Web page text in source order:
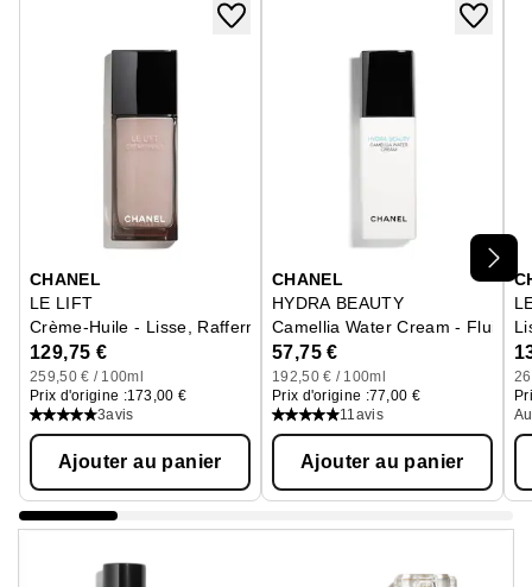
Ignorer le carrousel produits
CHANEL
LE LIFT
Crème-Huile - Lisse, Raffermit
129,75 €
259,50 € / 100ml
Prix d'origine :173,00 €
3avis
Ajouter au panier
CHANEL
HYDRA BEAUTY
Camellia Water Cream - Fluide
57,75 €
192,50 € / 100ml
Prix d'origine :77,00 €
11avis
Ajouter au panier